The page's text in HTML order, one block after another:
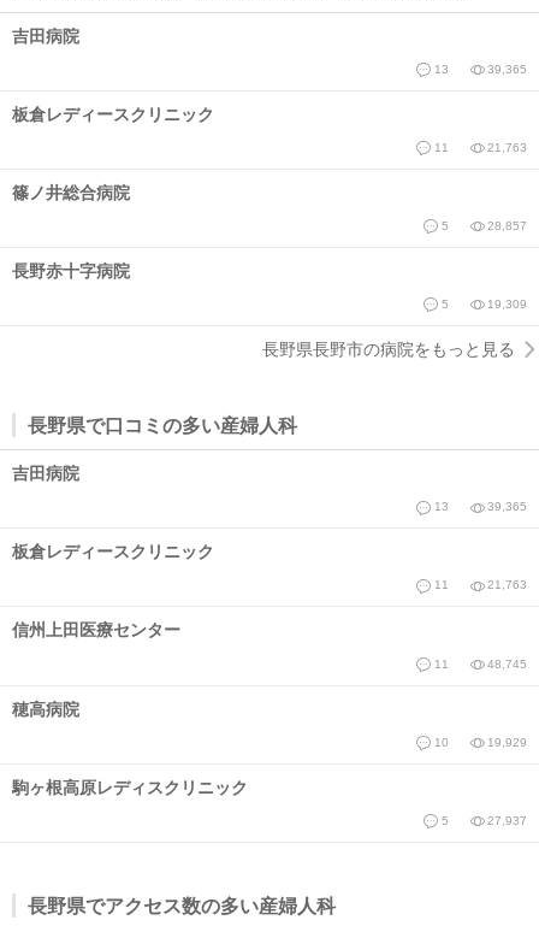
吉田病院
13 39,365
板倉レディースクリニック
11 21,763
篠ノ井総合病院
5 28,857
長野赤十字病院
5 19,309
長野県長野市の病院をもっと見る
長野県で口コミの多い産婦人科
吉田病院
13 39,365
板倉レディースクリニック
11 21,763
信州上田医療センター
11 48,745
穂高病院
10 19,929
駒ヶ根高原レディスクリニック
5 27,937
長野県でアクセス数の多い産婦人科